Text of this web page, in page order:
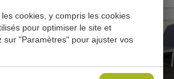
cookies, y compris les cookies
pour optimiser le site et
sur "Paramètres" pour ajuster vos